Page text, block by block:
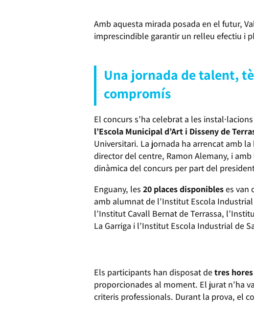
Amb aquesta mirada posada en el futur,
imprescindible garantir un relleu efectiu i
Una jornada de talent,
compromís
El concurs s’ha celebrat a les
l’Escola Municipal d’Art i Disseny de
Universitari. La jornada ha arrencat amb
director del centre, Ramon Alemany, i
dinàmica del concurs per part del
Enguany, les 20 places disponibleses van
amb alumnat de l’Institut Escola
l’Institut Cavall Bernat de Terrassa,
La Garriga i l’Institut Escola Industrial de
Els participants han disposat detres
proporcionades al moment. El jurat n’ha
criteris professionals. Durant la prova, el